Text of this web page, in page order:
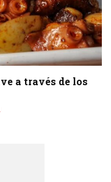
a través de los